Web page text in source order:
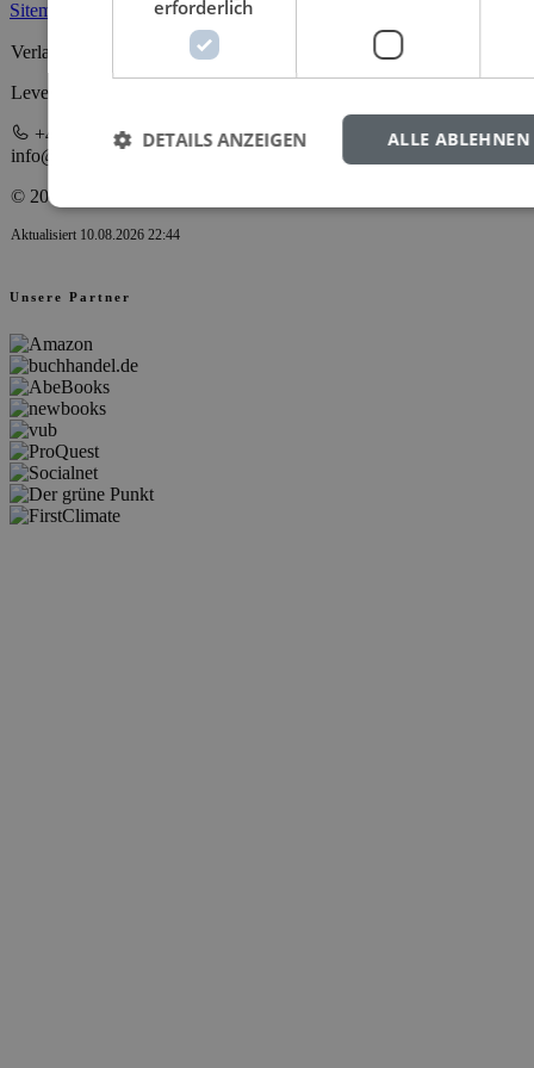
Sitemap
Verlag Dr. Kovač GmbH
Leverkusenstraße 13 • 22761 Hamburg
+49 40 398880 0
info@verlagdrkovac.de
© 2000-2026 Verlag Dr. Kovač
Aktualisiert 10.08.2026 22:44
Unsere Partner
erforderlich
ALLE ABLEHNEN
DETAILS ANZEIGEN